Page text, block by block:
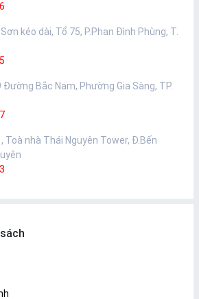
kéo dài, Tổ 75, P.Phan Đình Phùng, T.
Đường Bắc Nam, Phường Gia Sàng, TP.
Toà nhà Thái Nguyên Tower, Đ.Bến